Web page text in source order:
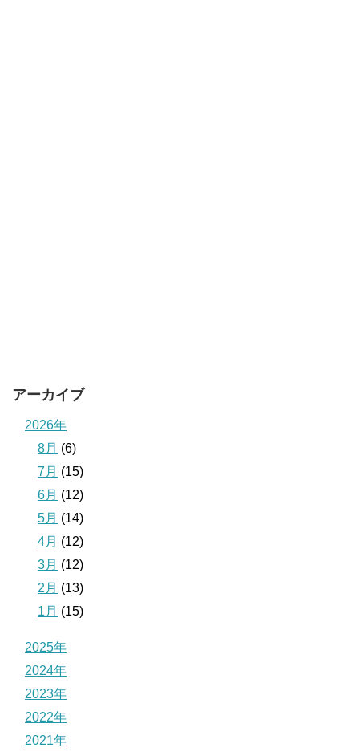
アーカイブ
2026年
8月 (6)
7月 (15)
6月 (12)
5月 (14)
4月 (12)
3月 (12)
2月 (13)
1月 (15)
2025年
2024年
2023年
2022年
2021年